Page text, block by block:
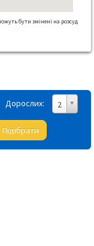
бути змінені на розсуд
Дорослих: 2
Підібрати